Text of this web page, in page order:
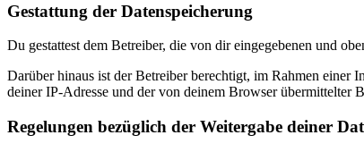
Gestattung der Datenspeicherung
Du gestattest dem Betreiber, die von dir eingegebenen und
Darüber hinaus ist der Betreiber berechtigt, im Rahmen einer
deiner IP-Adresse und der von deinem Browser übermittelter
Regelungen bezüglich der Weitergabe deiner